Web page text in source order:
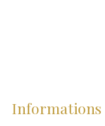
Informations